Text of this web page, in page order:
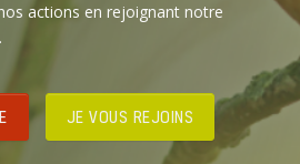
actions en rejoignant notre
JE VOUS REJOINS